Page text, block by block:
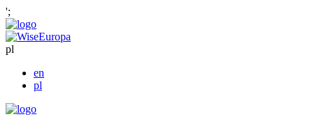
';
pl
en
pl